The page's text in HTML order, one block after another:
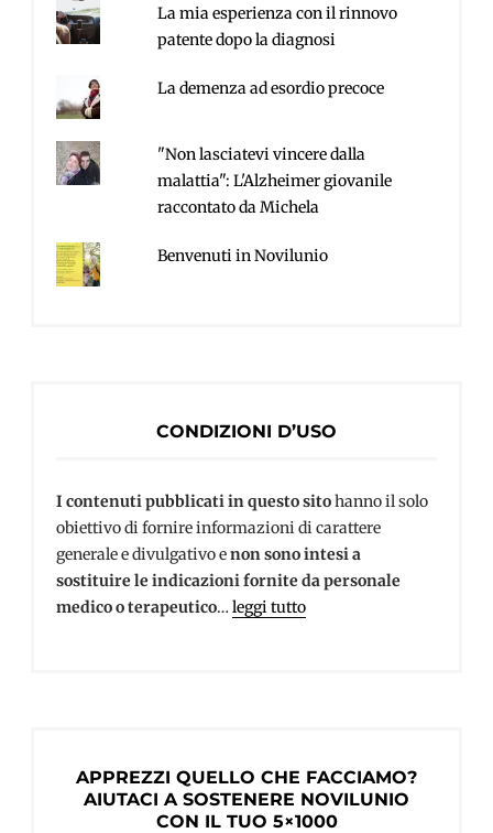
La mia esperienza con il rinnovo
patente dopo la diagnosi
La demenza ad esordio precoce
"Non lasciatevi vincere dalla
malattia": L'Alzheimer giovanile
raccontato da Michela
Benvenuti in Novilunio
CONDIZIONI D’USO
I contenuti pubblicati in questo sitohanno il solo
obiettivo di fornire informazioni di carattere
generale e divulgativo enon sono intesi a
sostituire le indicazioni fornite da personale
medico o terapeutico…leggi tutto
APPREZZI QUELLO CHE FACCIAMO?
AIUTACI A SOSTENERE NOVILUNIO
CON IL TUO 5×1000